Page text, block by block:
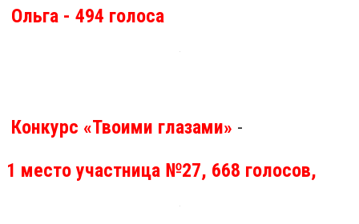
Ольга - 494 голоса
Конкурс «Твоими глазами» -
1 место участница №27, 668 голосов,